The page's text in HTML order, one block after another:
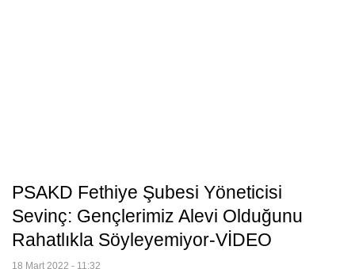
PSAKD Fethiye Şubesi Yöneticisi
Sevinç: Gençlerimiz Alevi Olduğunu
Rahatlıkla Söyleyemiyor-VİDEO
18 Mart 2022 - 11:32